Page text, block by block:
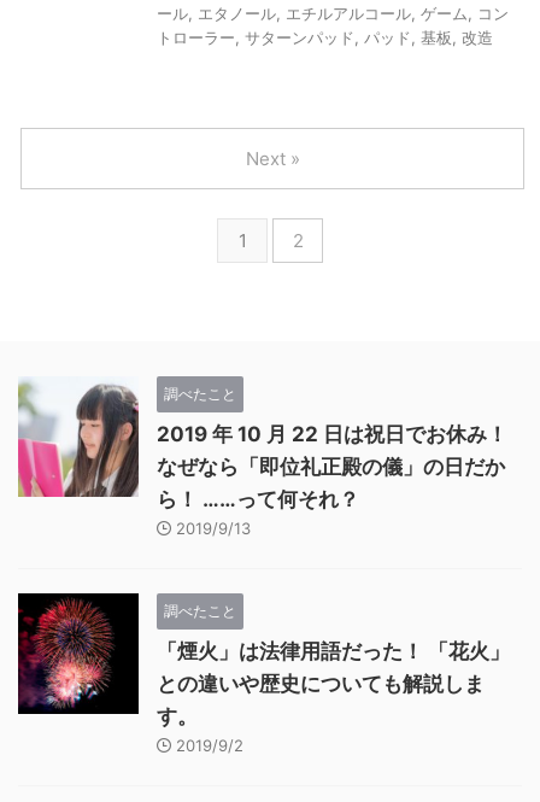
ール
エタノール エチルアルコール ゲーム
コン
トローラー サターンパッド パッド 基板 改造
1 2
Next »
調べたこと
2019 年 10 月 22 日は祝日でお休み！
なぜなら「即位礼正殿の儀」の日だか
ら！ ……って何それ？
2019/9/13
調べたこと
「煙火」は法律用語だった！ 「花火」
との違いや歴史についても解説しま
す。
2019/9/2